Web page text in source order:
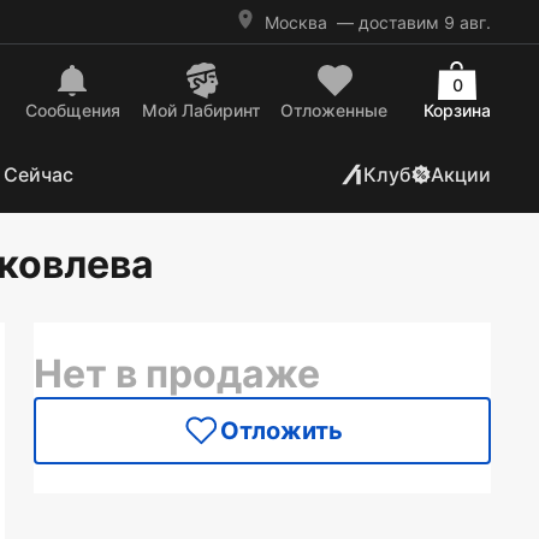
Москва — доставим 9 авг.
Сообщения Mой Лабиринт Отложенные Корзина
0
Клуб Акции
Нет в продаже
Отложить